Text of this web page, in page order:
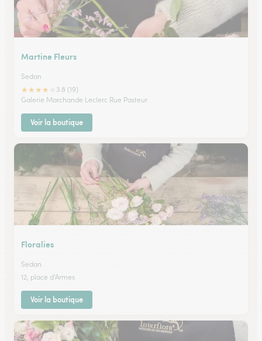
Martine Fleurs
Sedan
★★★★
3.8 (19)
Galerie Marchande Leclerc Rue Pasteur
Voir la boutique
Floralies
Sedan
12, place d'Armes
Voir la boutique